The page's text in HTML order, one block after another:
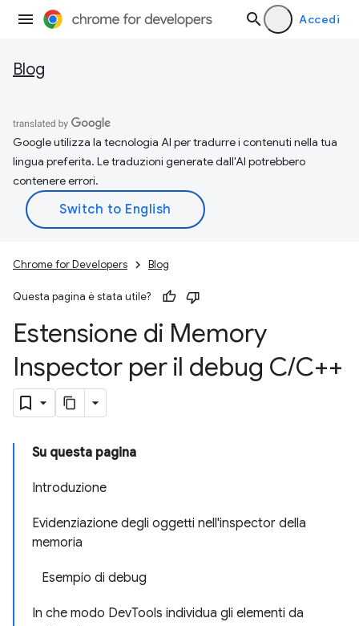
Accedi
Blog
Google utilizza la tecnologia AI per tradurre i contenuti nella tua
lingua preferita. Le traduzioni generate dall'AI potrebbero
contenere errori.
Chrome for Developers Blog
Questa pagina è stata utile?
Estensione di Memory
Inspector per il debug C/C++
Su questa pagina
Introduzione
Evidenziazione degli oggetti nell'inspector della
memoria
Esempio di debug
In che modo DevTools individua gli elementi da